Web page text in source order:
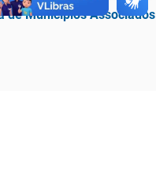
de Municípios Associados